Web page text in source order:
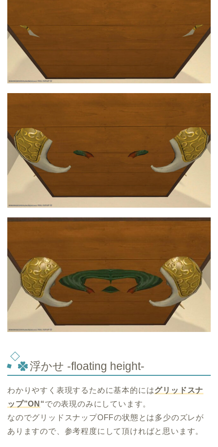
浮かせ -floating height-
わかりやすく表現するために基本的にはグリッドスナ
ップ”ON “での表現のみにしています。
なのでグリッドスナップOFFの状態とは多少のズレが
ありますので、参考程度にして頂ければと思います。